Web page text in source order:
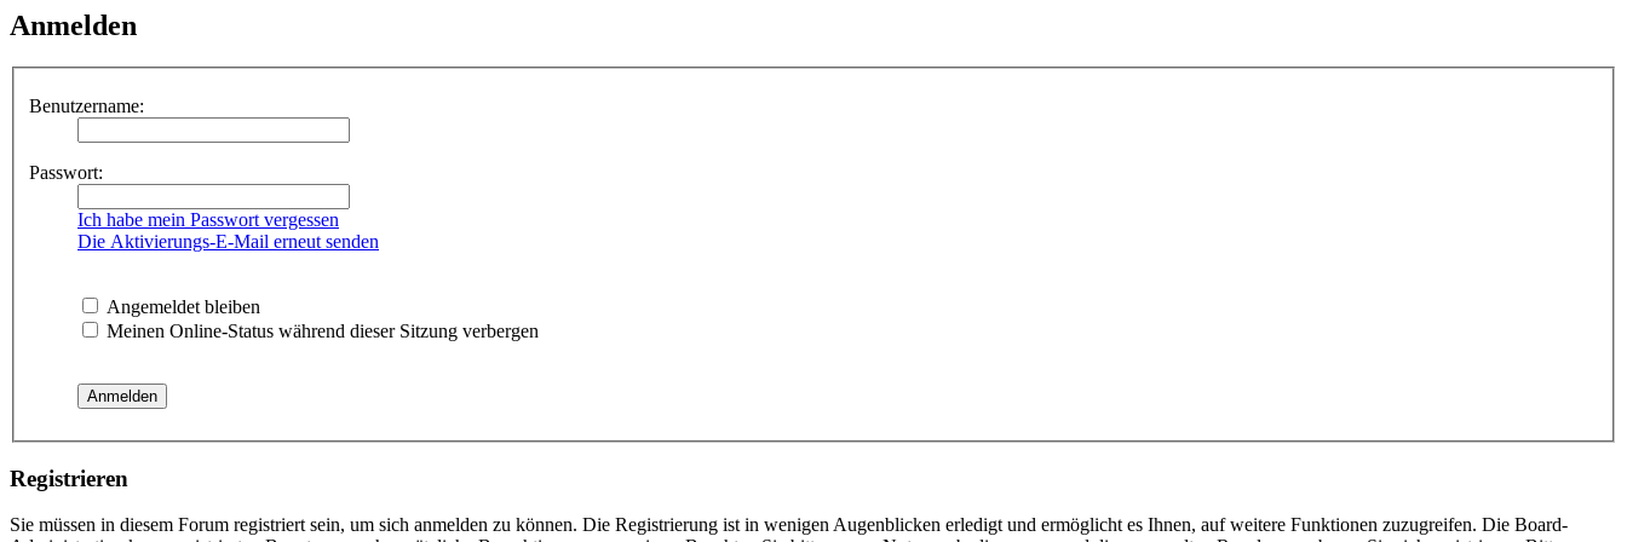
Anmelden
Benutzername:
Passwort:
Ich habe mein Passwort vergessen
Die Aktivierungs-E-Mail erneut senden
Angemeldet bleiben
Meinen Online-Status während dieser Sitzung verbergen
Registrieren
Sie müssen in diesem Forum registriert sein, um sich anmelden zu können. Die Registrierung ist in wenigen Augenblicken erledigt und ermöglicht es Ihnen, auf weitere Funktionen zuzugreifen. Die Board-